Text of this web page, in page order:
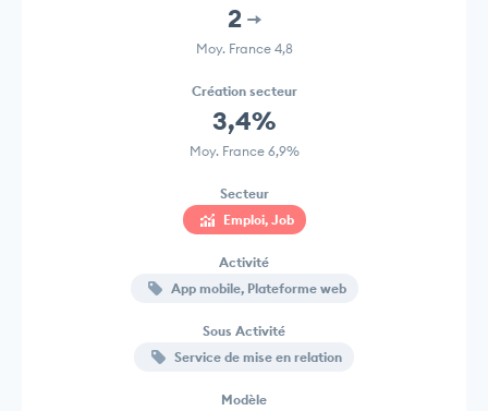
2
Moy. France 4,8
Création secteur
3,4%
Moy. France 6,9%
Secteur
Emploi, Job
Activité
App mobile, Plateforme web
Sous Activité
Service de mise en relation
Modèle